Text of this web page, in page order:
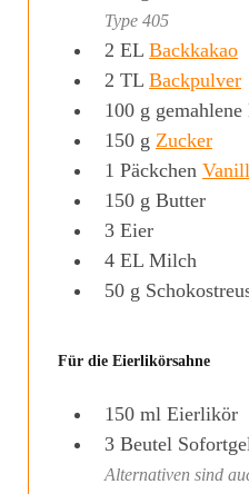
Type 405
2 EL Backkakao
2 TL Backpulver
100 g gemahlene
150 g Zucker
1 Päckchen
150 g Butter
3 Eier
4 EL Milch
50 g
Für die Eierlikörsahne
150 ml Eierlikör
3 Beutel
Alternativen sind